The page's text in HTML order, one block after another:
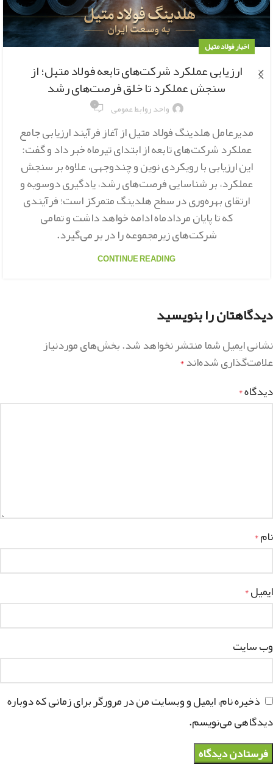
اخبار فولاد متیل
ارزیابی عملکرد شرکت‌های تابعه فولاد متیل؛ از
سنجش عملکرد تا خلق فرصت‌های رشد
واحد روابط عمومی ۰
مدیرعامل هلدینگ فولاد متیل از آغاز فرآیند ارزیابی جامع
عملکرد شرکت‌های تابعه از ابتدای تیرماه خبر داد و گفت:
این ارزیابی با رویکردی نوین و چندوجهی، علاوه بر سنجش
عملکرد، بر شناسایی فرصت‌های رشد، یادگیری دوسویه و
ارتقای بهره‌وری در سطح هلدینگ متمرکز است؛ فرآیندی
که تا پایان مردادماه ادامه خواهد داشت و تمامی
شرکت‌های زیرمجموعه را در بر می‌گیرد.
CONTINUE READING
دیدگاهتان را بنویسید
نشانی ایمیل شما منتشر نخواهد شد.بخش‌های موردنیاز
علامت‌گذاری شده‌اند*
دیدگاه*
نام*
ایمیل*
وب‌ سایت
ذخیره نام، ایمیل و وبسایت من در مرورگر برای زمانی که دوباره
دیدگاهی می‌نویسم.